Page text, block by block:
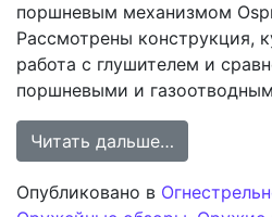
поршневым механизмом
Рассмотрены конструкция,
работа с глушителем и
поршневыми и
Читать дальше…
Опубликовано в